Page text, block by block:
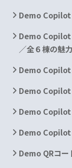
Demo
Demo Copilot
／全６棟の魅力
Demo Copilot
Demo Copilot
Demo Copilot
Demo Copilot
Demo QRコ